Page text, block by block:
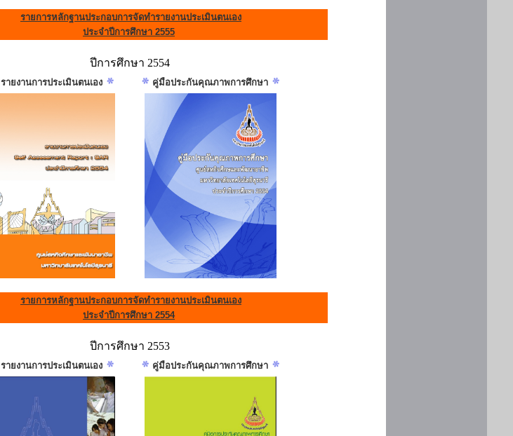
รายการหลักฐานประกอบการจัดทำรายงานประเมินตนเอง
ประจำปีการศึกษา 2555
ปีการศึกษา 2554
รายงานการประเมินตนเอง คู่มือประกันคุณภาพการศึกษา
รายการหลักฐานประกอบการจัดทำรายงานประเมินตนเอง
ประจำปีการศึกษา 2554
ปีการศึกษา 2553
รายงานการประเมินตนเอง คู่มือประกันคุณภาพการศึกษา